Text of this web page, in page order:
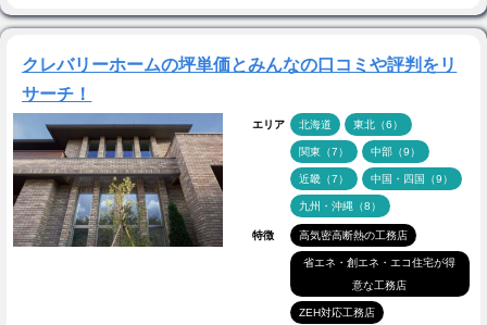
クレバリーホームの坪単価とみんなの口コミや評判をリ
サーチ！
エリア 北海道 東北（6）
関東（7） 中部（9）
近畿（7） 中国・四国（9）
九州・沖縄（8）
特徴 高気密高断熱の工務店
省エネ・創エネ・エコ住宅が得
意な工務店
ZEH対応工務店